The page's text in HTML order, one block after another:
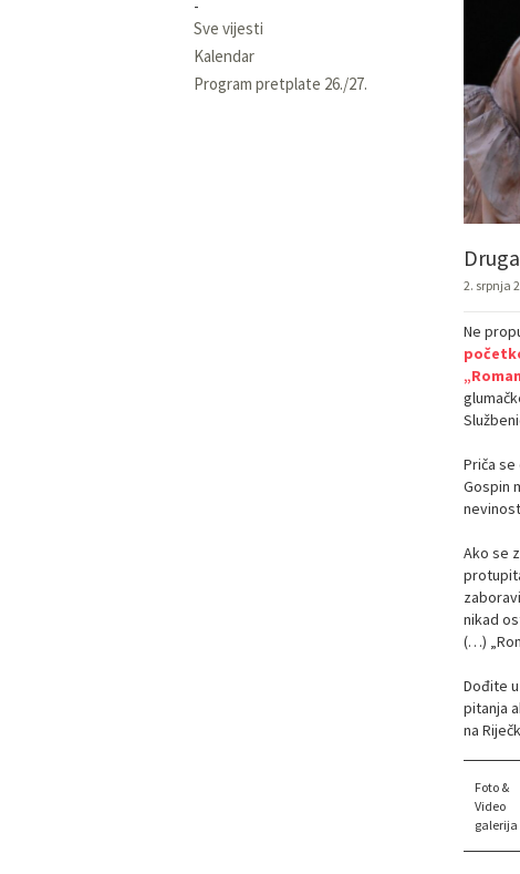
Sve vijesti
Kalendar
Program pretplate 26./27.
2. srpnja
Ne
Priča
Gospin
Ako se
nikad
(…)
Dođite
pitanja
na
Foto &
Video
galerija